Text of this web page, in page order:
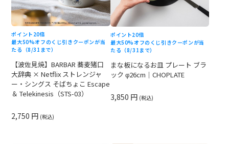
ポイント20倍
最大50%オフのくじ引きクーポンが当
たる（8/31まで）
【波佐見焼】BARBAR 蕎麦猪口
大辞典 × Netflix ストレンジャ
ー・シングス そばちょこ Escape
＆ Telekinesis（STS-03）
2,750 円 (税込)
ポイント20倍
最大50%オフのくじ引きクーポンが当
たる（8/31まで）
まな板になるお皿 プレート ブラ
ック φ26cm｜CHOPLATE
3,850 円 (税込)